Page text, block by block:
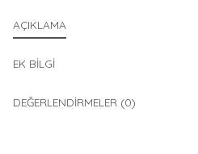
AÇIKLAMA
EK BILGI
DEĞERLENDIRMELER (0)